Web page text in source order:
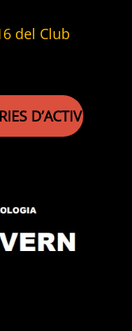
del Club
D’ACTIVITATS